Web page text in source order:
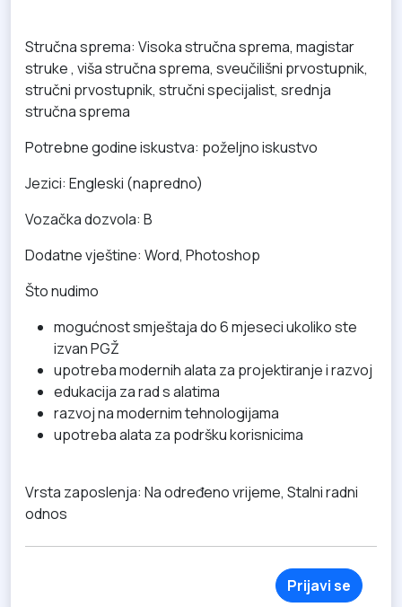
Stručna sprema: Visoka stručna sprema, magistar
struke , viša stručna sprema, sveučilišni prvostupnik,
stručni prvostupnik, stručni specijalist, srednja
stručna sprema
Potrebne godine iskustva: poželjno iskustvo
Jezici: Engleski (napredno)
Vozačka dozvola: B
Dodatne vještine: Word, Photoshop
Što nudimo
mogućnost smještaja do 6 mjeseci ukoliko ste
izvan PGŽ
upotreba modernih alata za projektiranje i razvoj
edukacija za rad s alatima
razvoj na modernim tehnologijama
upotreba alata za podršku korisnicima
Vrsta zaposlenja: Na određeno vrijeme, Stalni radni
odnos
Prijavi se